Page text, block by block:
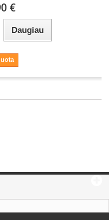
€
Daugiau